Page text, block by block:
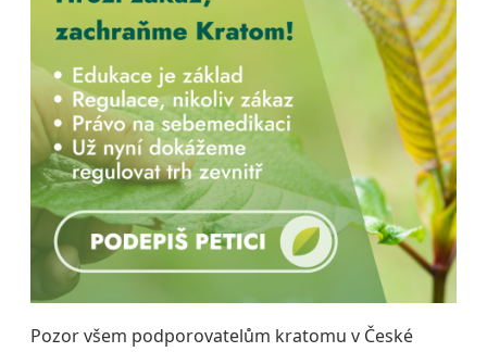
Pozor všem podporovatelům kratomu v České